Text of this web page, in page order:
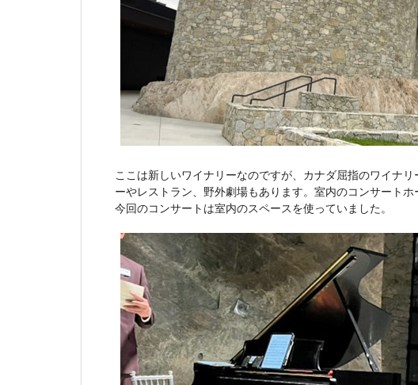
ここは新しいワイナリーなのですが、カナダ屈指のワイナ
ーやレストラン、野外劇場もあります。室内のコンサート
今回のコンサートは室内のスペースを使っていました。